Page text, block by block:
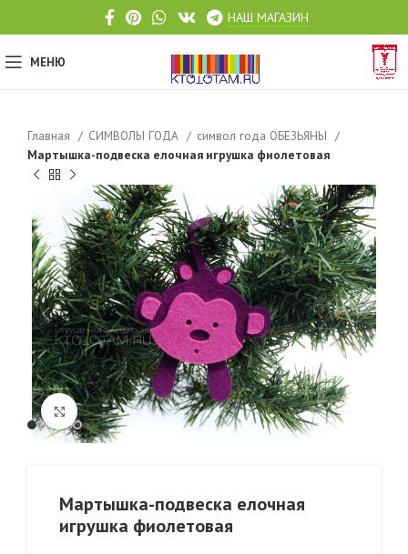
НАШ МАГАЗИН
МЕНЮ
Главная СИМВОЛЫ ГОДА
символ года ОБЕЗЬЯНЫ
Мартышка-подвеска елочная игрушка фиолетовая
Click to enlarge
Мартышка-подвеска елочная
игрушка фиолетовая